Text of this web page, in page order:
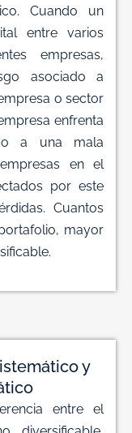
Cuando un
entre varios
empresas,
asociado a
o sector
enfrenta
a una mala
en el
por este
Cuantos
mayor
y
entre el